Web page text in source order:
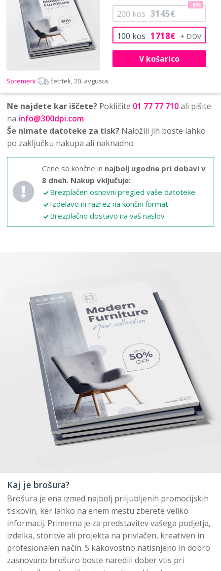
100 kos 1718€
200 kos 3145€
-8%
V košarico
Spremeni četrtek, 20. avgusta
Ne najdete kar iščete? Pokličite 01 77 77 710ali pišite
na info@300dpi.com
Še nimate datoteke za tisk? Naložili jih boste lahko
po zaključku nakupa ali naknadno
Cene so končne in najbolj ugodne pri dobavi v
8 dneh. Nakup vključuje:
Brezplačen osnovni pregled vaše datoteke
Izdelavo in razrez na končni format
Brezplačno dostavo na vaš naslov
Kaj je brošura?
Brošura je ena izmed najbolj priljubljenih promocijskih
tiskovin, ker lahko na enem mestu zberete veliko
informacij. Primerna je za predstavitev vašega podjetja,
izdelka, storitve ali projekta na privlačen, kreativen in
profesionalen način. S kakovostno natisnjeno in dobro
zasnovano brošuro boste naredili dober vtis pri